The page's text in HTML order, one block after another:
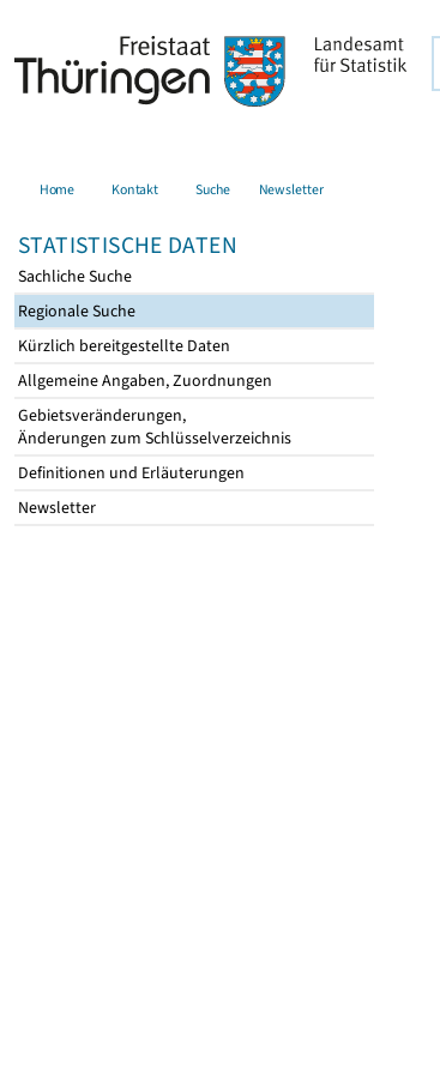
Home Kontakt Suche Newsletter
STATISTISCHE DATEN
Sachliche Suche
Regionale Suche
Kürzlich bereitgestellte Daten
Allgemeine Angaben, Zuordnungen
Gebietsveränderungen,
Änderungen zum Schlüsselverzeichnis
Definitionen und Erläuterungen
Newsletter